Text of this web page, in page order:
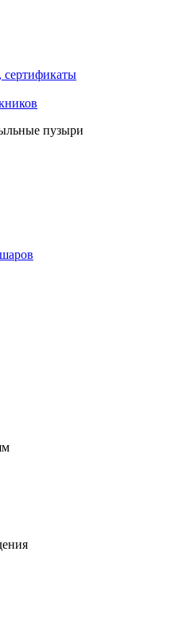
сертификаты
пузыри